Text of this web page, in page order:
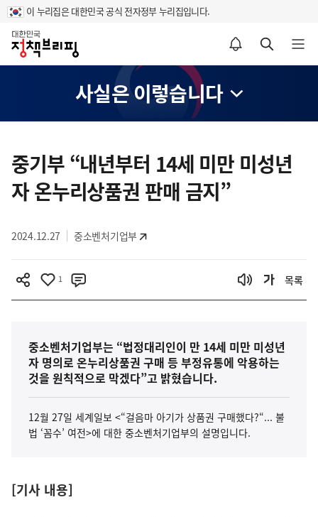
이 누리집은 대한민국 공식 전자정부 누리집입니다.
홈
알림설정 바로가기 검색 바로가기 메뉴 열기
사실은 이렇습니다
텐
츠
영
중기부 “내년부터 14세 미만 미성년
자 온누리상품권 판매 금지”
2024.12.27 중소벤처기업부
1 목록
중소벤처기업부는 “법정대리인이 만 14세 미만 미성년
자 명의로 온누리상품권 구매 등 부정유통에 악용하는
것을 원칙적으로 막겠다”고 밝혔습니다.
12월 27일 세계일보 <“걸음마 아기가 상품권 구매했다?“... 불
법 ‘꼼수’ 여전>에 대한 중소벤처기업부의 설명입니다.
[기사 내용]